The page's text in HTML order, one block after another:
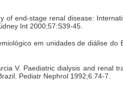
of end-stage renal disease:
Int 2000;57:S39-45.
em unidades de diálise do
V. Paediatric dialysis and renal
Pediatr Nephrol 1992;6:74-7.